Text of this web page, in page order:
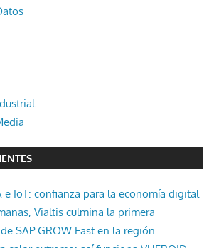
e IoT: confianza para la economía digital
Vialtis culmina la primera
SAP GROW Fast en la región